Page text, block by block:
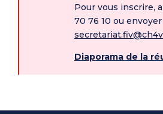
Pour vous inscrire,
70 76 10 ou
Diaporama de la